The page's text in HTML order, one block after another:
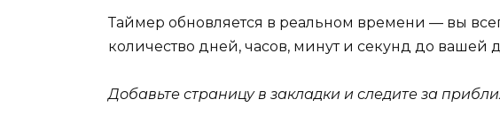
Таймер обновляется в реальном времени — вы
количество дней, часов, минут и секунд до вашей
Добавьте страницу в закладки и следите за